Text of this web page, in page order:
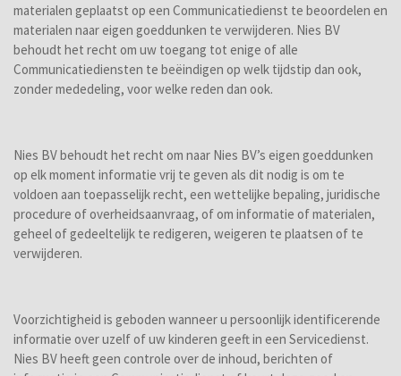
materialen geplaatst op een Communicatiedienst te beoordelen en
materialen naar eigen goeddunken te verwijderen. Nies BV
behoudt het recht om uw toegang tot enige of alle
Communicatiediensten te beëindigen op welk tijdstip dan ook,
zonder mededeling, voor welke reden dan ook.
Nies BV behoudt het recht om naar Nies BV’s eigen goeddunken
op elk moment informatie vrij te geven als dit nodig is om te
voldoen aan toepasselijk recht, een wettelijke bepaling, juridische
procedure of overheidsaanvraag, of om informatie of materialen,
geheel of gedeeltelijk te redigeren, weigeren te plaatsen of te
verwijderen.
Voorzichtigheid is geboden wanneer u persoonlijk identificerende
informatie over uzelf of uw kinderen geeft in een Servicedienst.
Nies BV heeft geen controle over de inhoud, berichten of